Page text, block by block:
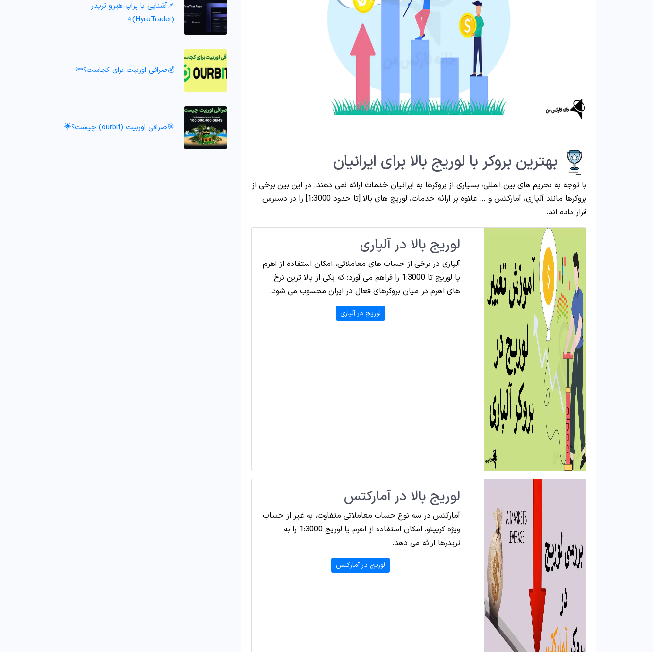
بهترین بروکر با لوریج بالا برای ایرانیان
با توجه به تحریم های بین المللی، بسیاری از بروکرها به ایرانیان خدمات ارائه نمی دهند. در این بین برخی از
بروکرها مانند آلپاری، آمارکتس و … علاوه بر ارائه خدمات، لوریچ های بالا [تا حدود 1:3000] را در دسترس
قرار داده اند.
لوریج بالا در آلپاری
آلپاری در برخی از حساب های معاملاتی، امکان استفاده از اهرم
یا لوریج تا 1:3000 را فراهم می آورد؛ که یکی از بالا ترین نرخ
های اهرم در میان بروکرهای فعال در ایران محسوب می شود.
لوریج در آلپاری
لوریج بالا در آمارکتس
آمارکتس در سه نوع حساب معاملاتی متفاوت، به غیر از حساب
ویژه کریپتو، امکان استفاده از اهرم یا لوریج 1:3000 را به
تریدرها ارائه می دهد.
لوریج در آمارکتس
📌آشنایی با پراپ هیرو تریدر
(HyroTrader)⭐️
💰صرافی اوربیت برای کجاست؟🔦
🎯صرافی اوربیت (ourbit) چیست؟🌟